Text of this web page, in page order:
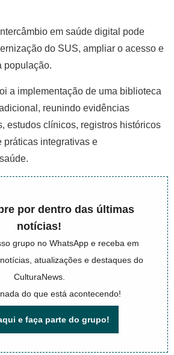
em saúde digital pode
do SUS, ampliar o acesso e
população.
a implementação de uma biblioteca
reunindo evidências
estudos clínicos, registros históricos
práticas integrativas e
por dentro das últimas
notícias!
grupo no WhatsApp e receba em
atualizações e destaques do
CulturaNews.
do que está acontecendo!
e faça parte do grupo!